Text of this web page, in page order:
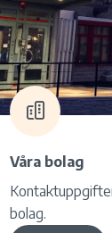
Våra bolag
bolag.